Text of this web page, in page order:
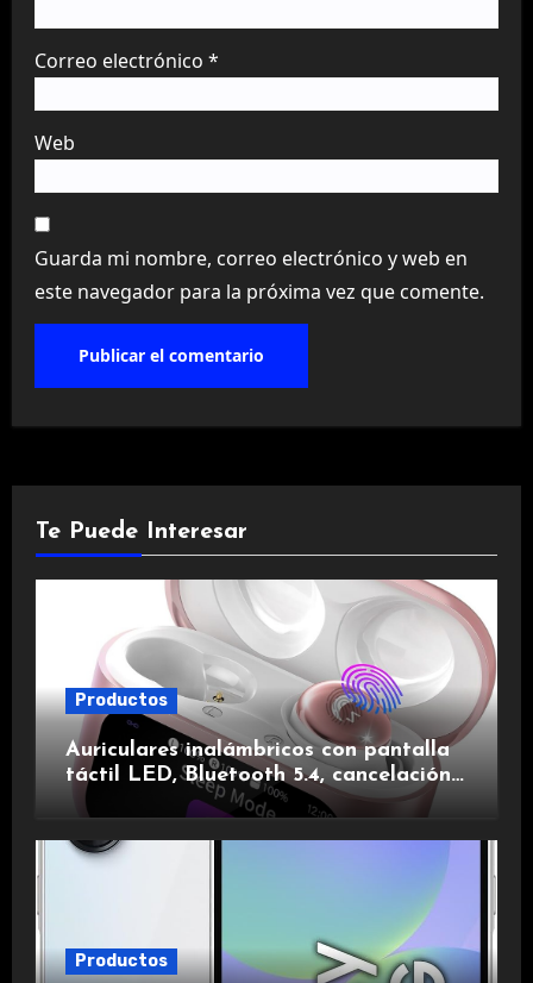
Correo electrónico *
Web
Guarda mi nombre, correo electrónico y web en
este navegador para la próxima vez que comente.
Te Puede Interesar
Productos
Auriculares inalámbricos con pantalla
táctil LED, Bluetooth 5.4, cancelación
de ruido, impermeables y de larga
duración.
Productos